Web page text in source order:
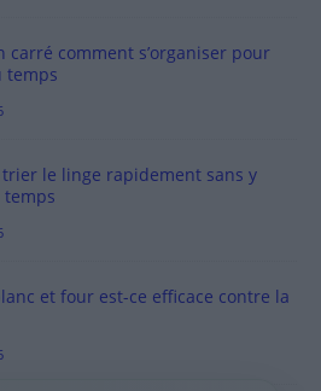
carré comment s’organiser pour
temps
trier le linge rapidement sans y
temps
et four est-ce efficace contre la